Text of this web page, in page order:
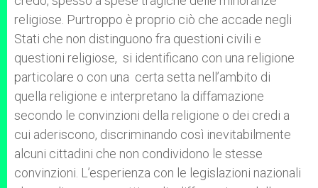
religiose. Purtroppo è proprio ciò che accade negli
Stati che non distinguono fra questioni civili e
questioni religiose, si identificano con una religione
particolare o con una certa setta nell’ambito di
quella religione e interpretano la diffamazione
secondo le convinzioni della religione o dei credi a
cui aderiscono, discriminando così inevitabilmente
alcuni cittadini che non condividono le stesse
convinzioni. L’esperienza con le legislazioni nazionali